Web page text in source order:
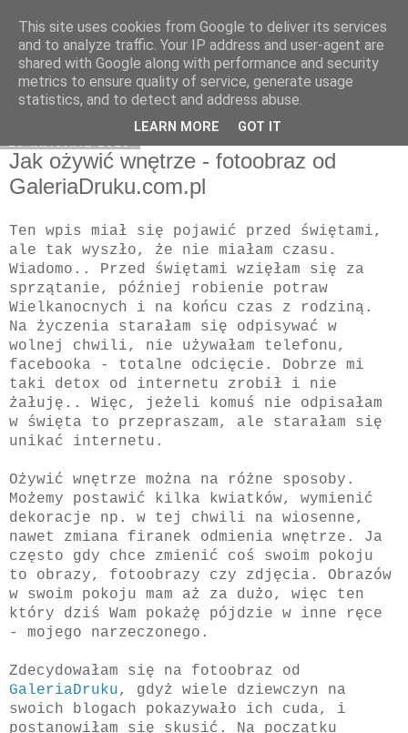
Klaudia Anna
Jak ożywić wnętrze - fotoobraz od
GaleriaDruku.com.pl
Ten wpis miał się pojawić przed świętami,
ale tak wyszło, że nie miałam czasu.
Wiadomo.. Przed świętami wzięłam się za
sprzątanie, później robienie potraw
Wielkanocnych i na końcu czas z rodziną.
Na życzenia starałam się odpisywać w
wolnej chwili, nie używałam telefonu,
facebooka - totalne odcięcie. Dobrze mi
taki detox od internetu zrobił i nie
żałuję.. Więc, jeżeli komuś nie odpisałam
w święta to przepraszam, ale starałam się
unikać internetu.
Ożywić wnętrze można na różne sposoby.
Możemy postawić kilka kwiatków, wymienić
dekoracje np. w tej chwili na wiosenne,
nawet zmiana firanek odmienia wnętrze. Ja
często gdy chce zmienić coś swoim pokoju
to obrazy, fotoobrazy czy zdjęcia. Obrazów
w swoim pokoju mam aż za dużo, więc ten
który dziś Wam pokażę pójdzie w inne ręce
- mojego narzeczonego.
Zdecydowałam się na fotoobraz od
GaleriaDruku, gdyż wiele dziewczyn na
swoich blogach pokazywało ich cuda, i
postanowiłam się skusić. Na początku
This site uses cookies from Google to deliver its services
and to analyze traffic. Your IP address and user-agent are
shared with Google along with performance and security
metrics to ensure quality of service, generate usage
statistics, and to detect and address abuse.
LEARN MORE GOT IT